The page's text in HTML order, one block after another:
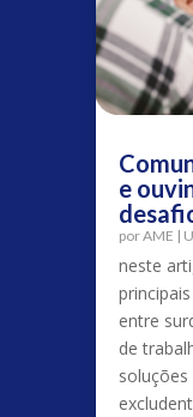
e
porAME |
neste
entre
de